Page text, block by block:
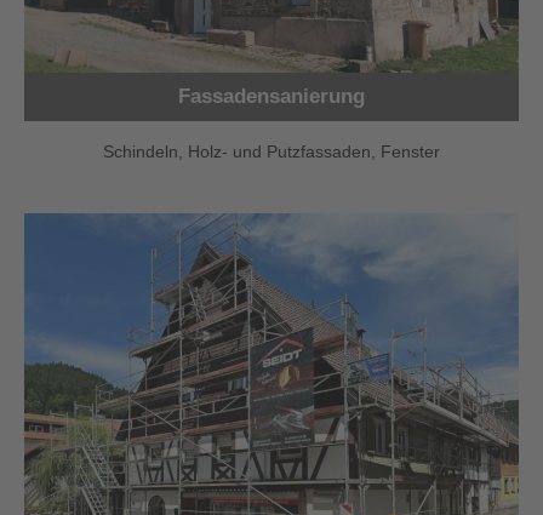
Fassadensanierung
Schindeln, Holz- und Putzfassaden, Fenster